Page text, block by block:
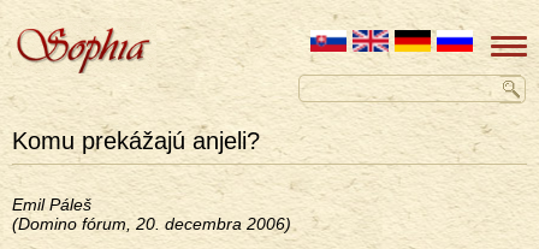
Komu prekážajú anjeli?
Emil Páleš
(Domino fórum, 20. decembra 2006)